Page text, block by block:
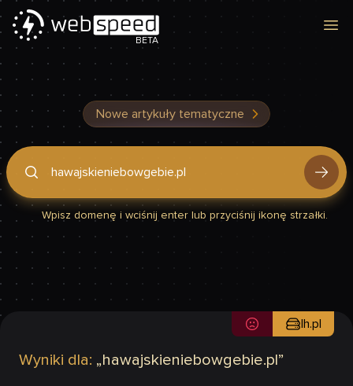
BETA
Nowe artykuły tematyczne
Podaj domenę, by sprawdzić, czy Twoja strona jest szybka
Wpisz domenę i wciśnij enter lub przyciśnij ikonę strzałki.
Wyniki dla: „hawajskieniebowgebie.pl ”
lh.pl